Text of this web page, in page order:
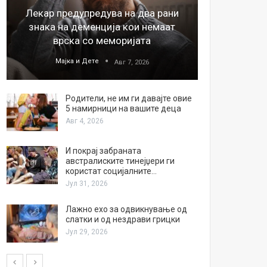
Лекар предупредува на два рани
знака на деменција кои немаат
врска со меморијата
Мајка и Дете Авг 7, 2026
Родители, не им ги давајте овие
5 намирници на вашите деца
Авг 4, 2026
И покрај забраната
австралиските тинејџери ги
користат социјалните…
Јул 31, 2026
Лажно ехо за одвикнување од
слатки и од нездрави грицки
Јул 29, 2026